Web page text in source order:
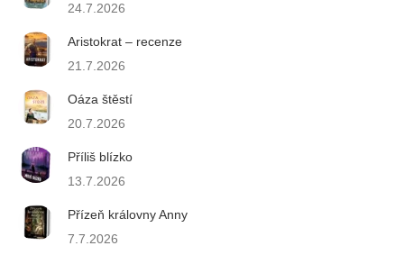
24.7.2026
Aristokrat – recenze
21.7.2026
Oáza štěstí
20.7.2026
Příliš blízko
13.7.2026
Přízeň královny Anny
7.7.2026